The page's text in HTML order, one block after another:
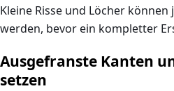
Kleine Risse und Löcher
werden, bevor ein kompletter
Ausgefranste Kanten
setzen